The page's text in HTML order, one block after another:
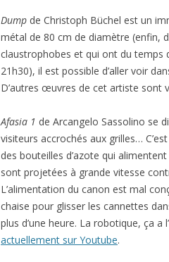
Dump de Christoph Büchel est un
métal de 80 cm de diamètre (enfin,
claustrophobes et qui ont du temps
21h30), il est possible d’aller voir
D’autres œuvres de cet artiste sont
Afasia 1 de Arcangelo Sassolino se
visiteurs accrochés aux grilles…
des bouteilles d’azote qui
sont projetées à grande vitesse
L’alimentation du canon est mal
chaise pour glisser les cannettes
plus d’une heure. La robotique, ça
actuellement sur Youtube.